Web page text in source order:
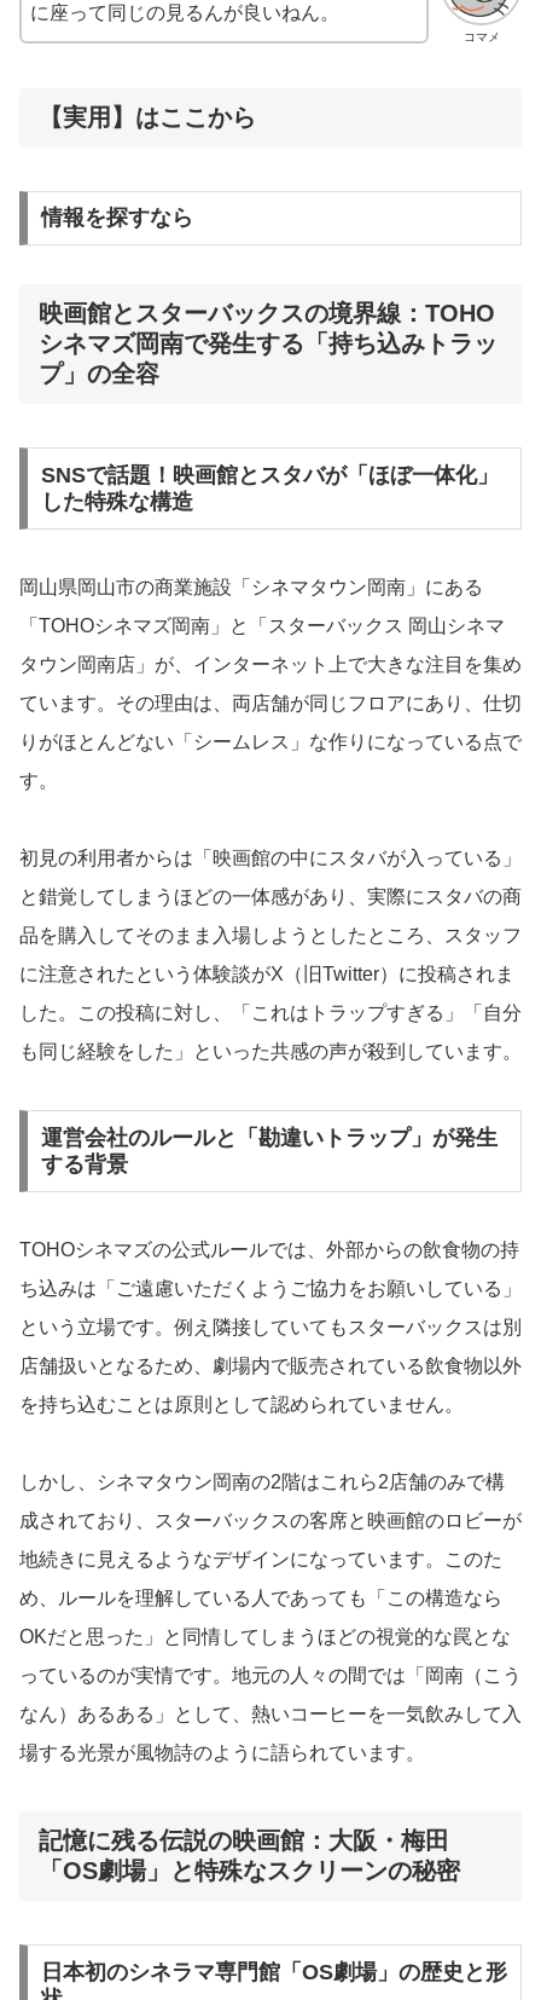
コマメ
に座って同じの見るんが良いねん。
【実用】はここから
情報を探すなら
映画館とスターバックスの境界線：TOHO
シネマズ岡南で発生する「持ち込みトラッ
プ」の全容
SNSで話題！映画館とスタバが「ほぼ一体化」
した特殊な構造
岡山県岡山市の商業施設「シネマタウン岡南」にある
「TOHOシネマズ岡南」と「スターバックス 岡山シネマ
タウン岡南店」が、インターネット上で大きな注目を集め
ています。その理由は、両店舗が同じフロアにあり、仕切
りがほとんどない「シームレス」な作りになっている点で
す。
初見の利用者からは「映画館の中にスタバが入っている」
と錯覚してしまうほどの一体感があり、実際にスタバの商
品を購入してそのまま入場しようとしたところ、スタッフ
に注意されたという体験談がX（旧Twitter）に投稿されま
した。この投稿に対し、「これはトラップすぎる」「自分
も同じ経験をした」といった共感の声が殺到しています。
運営会社のルールと「勘違いトラップ」が発生
する背景
TOHOシネマズの公式ルールでは、外部からの飲食物の持
ち込みは「ご遠慮いただくようご協力をお願いしている」
という立場です。例え隣接していてもスターバックスは別
店舗扱いとなるため、劇場内で販売されている飲食物以外
を持ち込むことは原則として認められていません。
しかし、シネマタウン岡南の2階はこれら2店舗のみで構
成されており、スターバックスの客席と映画館のロビーが
地続きに見えるようなデザインになっています。このた
め、ルールを理解している人であっても「この構造なら
OKだと思った」と同情してしまうほどの視覚的な罠とな
っているのが実情です。地元の人々の間では「岡南（こう
なん）あるある」として、熱いコーヒーを一気飲みして入
場する光景が風物詩のように語られています。
記憶に残る伝説の映画館：大阪・梅田
「OS劇場」と特殊なスクリーンの秘密
日本初のシネラマ専門館「OS劇場」の歴史と形